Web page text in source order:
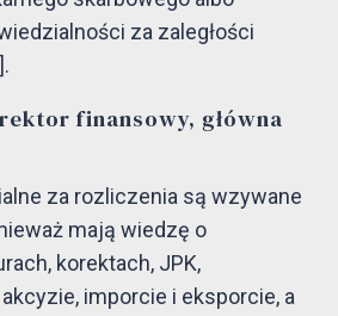
za zaległości
finansowy, główna
za rozliczenia są wzywane
mają wiedzę o
korektach, JPK,
imporcie i eksporcie, a